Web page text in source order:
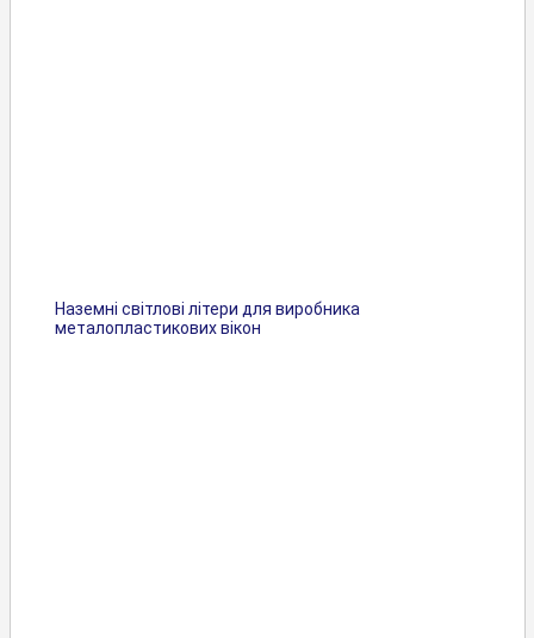
Наземні світлові літери для виробника
металопластикових вікон